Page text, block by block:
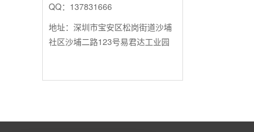
QQ：137831666
地址：深圳市宝安区松岗街道沙埔
社区沙埔二路123号易君达工业园